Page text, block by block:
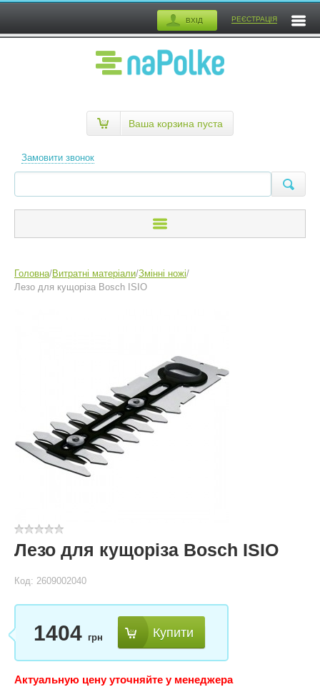
ВХІД РЕЄСТРАЦІЯ
Замовити звонок
Ваша корзина пуста
Головна/Витратні матеріали/Змінні ножі/
Лезо для кущоріза Bosch ISIO
Лезо для кущоріза Bosch ISIO
Код: 2609002040
1404 грн Купити
Актуальную цену уточняйте у менеджера